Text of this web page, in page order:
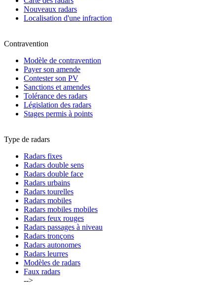
Nouveaux radars
Localisation d'une infraction
Contravention
Modèle de contravention
Payer son amende
Contester son PV
Sanctions et amendes
Tolérance des radars
Législation des radars
Stages permis à points
Type de radars
Radars fixes
Radars double sens
Radars double face
Radars urbains
Radars tourelles
Radars mobiles
Radars mobiles mobiles
Radars feux rouges
Radars passages à niveau
Radars tronçons
Radars autonomes
Radars leurres
Modèles de radars
Faux radars
-->